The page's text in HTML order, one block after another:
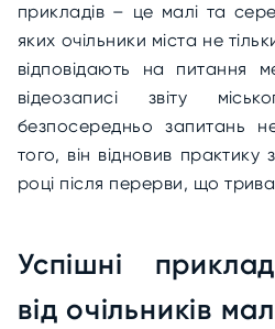
прикладів – це малі та
яких очільники міста не
відповідають на питання
відеозаписі звіту
безпосередньо запитань
того, він відновив практику
році після перерви, що
Успішні
від очільників